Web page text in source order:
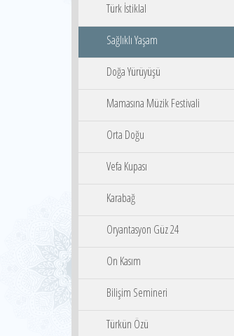
Türk İstiklal
Sağlıklı Yaşam
Doğa Yürüyüşü
Mamasına Müzik Festivali
Orta Doğu
Vefa Kupası
Karabağ
Oryantasyon Güz 24
On Kasım
Bilişim Semineri
Türkün Özü